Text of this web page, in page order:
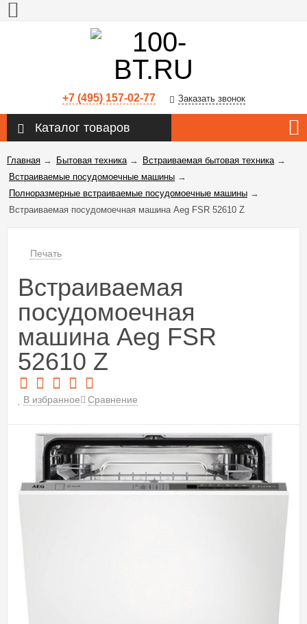
+7 (495) 157-02-77 Заказать звонок
Каталог товаров
Главная → Бытовая техника→ Встраиваемая бытовая техника→
Встраиваемые посудомоечные машины →
Полноразмерные встраиваемые посудомоечные машины →
Встраиваемая посудомоечная машина Aeg FSR 52610 Z
Печать
Встраиваемая
посудомоечная
машина Aeg FSR
52610 Z
В избранное Сравнение